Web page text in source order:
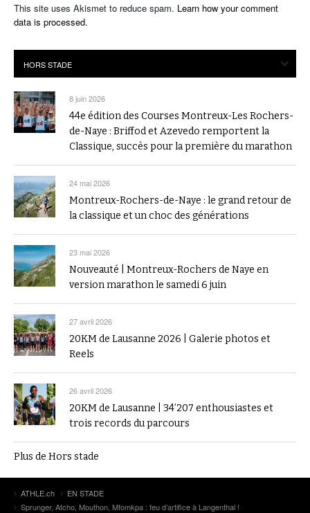
This site uses Akismet to reduce spam. Learn how your comment
data is processed.
8 juin 2026
44e édition des Courses Montreux-Les Rochers-
de-Naye : Briffod et Azevedo remportent la
Classique, succès pour la première du marathon
24 mai 2026
Montreux-Rochers-de-Naye : le grand retour de
la classique et un choc des générations
23 mai 2026
Nouveauté | Montreux-Rochers de Naye en
version marathon le samedi 6 juin
27 avril 2026
20KM de Lausanne 2026 | Galerie photos et
Reels
26 avril 2026
20KM de Lausanne | 34’207 enthousiastes et
trois records du parcours
Plus de Hors stade
ATHLE.ch
EN STADE
Sprunger, Atcho, Mouthon, Mfomkpa : feu d’artifice à Langenthal !